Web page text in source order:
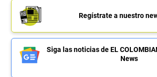
Regístrate a nuestro
Siga las noticias de EL
News